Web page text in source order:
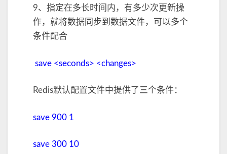
9、指定在多长时间内，有多少次更新操
作，就将数据同步到数据文件，可以多个
条件配合
save <seconds> <changes>
Redis默认配置文件中提供了三个条件：
save 900 1
save 300 10